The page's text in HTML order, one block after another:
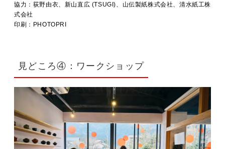
協力：荻野由衣、新山直広 (TSUGI)、山伝製紙株式会社、清水紙工株
式会社
印刷：PHOTOPRI
見どころ④：ワークショップ